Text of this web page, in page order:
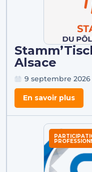
Alsace
9 septembre 2026
En savoir plus